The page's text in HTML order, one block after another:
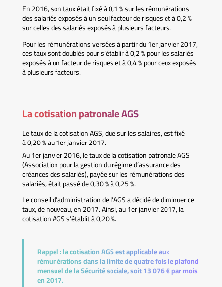
En 2016, son taux était fixé à 0,1 % sur les rémunérations
des salariés exposés à un seul facteur de risques et à 0,2 %
sur celles des salariés exposés à plusieurs facteurs.
Pour les rémunérations versées à partir du 1er janvier 2017,
ces taux sont doublés pour s’établir à 0,2 % pour les salariés
exposés à un facteur de risques et à 0,4 % pour ceux exposés
à plusieurs facteurs.
La cotisation patronale AGS
Le taux de la cotisation AGS, due sur les salaires, est fixé
à 0,20 % au 1er janvier 2017.
Au 1er janvier 2016, le taux de la cotisation patronale AGS
(Association pour la gestion du régime d’assurance des
créances des salariés), payée sur les rémunérations des
salariés, était passé de 0,30 % à 0,25 %.
Le conseil d’administration de l’AGS a décidé de diminuer ce
taux, de nouveau, en 2017. Ainsi, au 1er janvier 2017, la
cotisation AGS s’établit à 0,20 %.
Rappel :la cotisation AGS est applicable aux
rémunérations dans la limite de quatre fois le plafond
mensuel de la Sécurité sociale, soit 13 076 € par mois
en 2017.